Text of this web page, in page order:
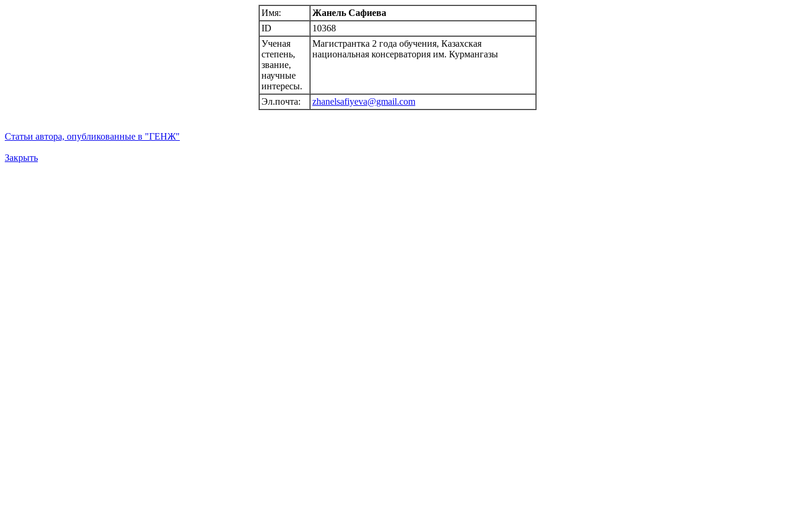
Имя:
Жанель Сафиева
ID
10368
Ученая
степень,
звание,
научные
интересы.
Магистрантка 2 года обучения, Казахская
национальная консерватория им. Курмангазы
Эл.почта: zhanelsafiyeva@gmail.com
Статьи автора, опубликованные в "ГЕНЖ"
Закрыть